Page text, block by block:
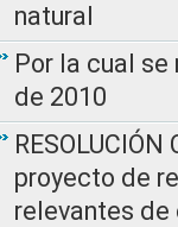
natural
Por la cual se
de 2010
proyecto de
relevantes de